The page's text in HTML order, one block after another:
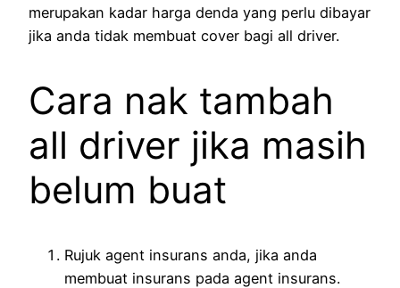
merupakan kadar harga denda yang perlu dibayar
jika anda tidak membuat cover bagi all driver.
Cara nak tambah
all driver jika masih
belum buat
Rujuk agent insurans anda, jika anda
membuat insurans pada agent insurans.